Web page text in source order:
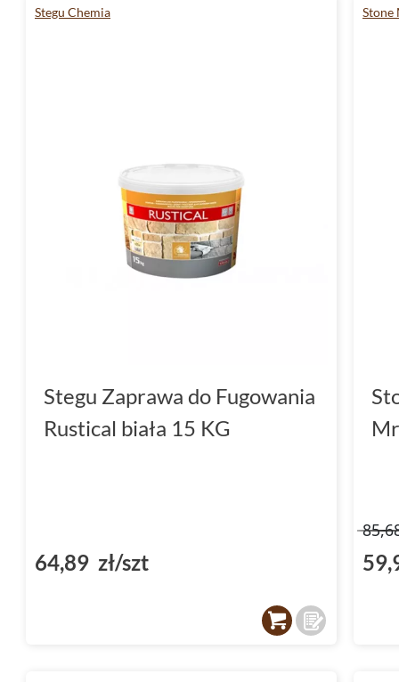
Stegu Chemia
Stegu Zaprawa do Fugowania
Rustical biała 15 KG
64,89 zł/szt
Stone